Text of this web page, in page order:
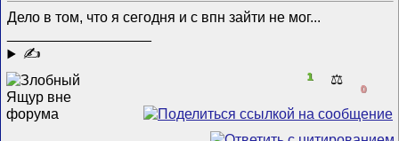
Дело в том, что я сегодня и с впн зайти не мог...
✍
1 ⚖️
0